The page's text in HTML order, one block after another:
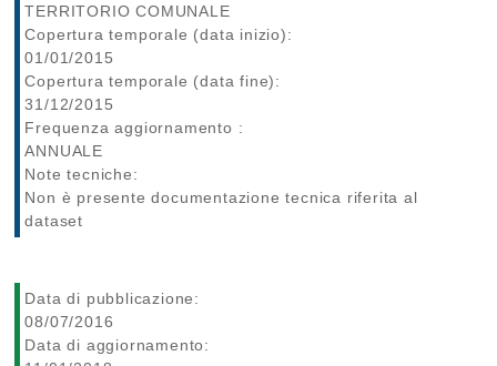
TERRITORIO COMUNALE
Copertura temporale (data inizio):
01/01/2015
Copertura temporale (data fine):
31/12/2015
Frequenza aggiornamento :
ANNUALE
Note tecniche:
Non è presente documentazione tecnica riferita al
dataset
Data di pubblicazione:
08/07/2016
Data di aggiornamento: